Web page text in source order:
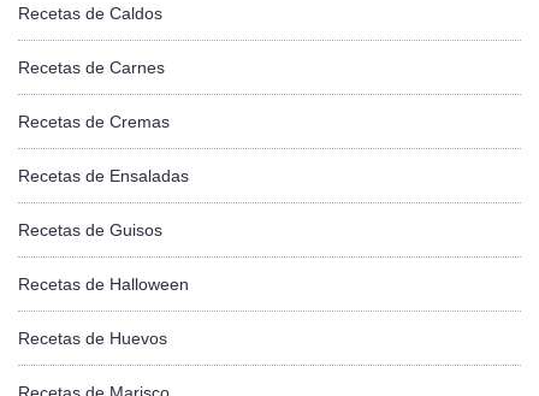
Recetas de Caldos
Recetas de Carnes
Recetas de Cremas
Recetas de Ensaladas
Recetas de Guisos
Recetas de Halloween
Recetas de Huevos
Recetas de Marisco